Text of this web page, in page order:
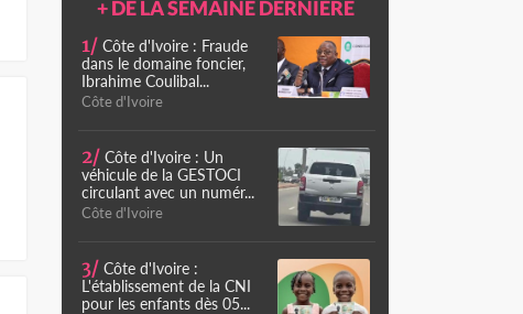
+ DE LA SEMAINE DERNIÈRE
1/ Côte d'Ivoire : Fraude
dans le domaine foncier,
Ibrahime Coulibal...
Côte d'Ivoire
2/ Côte d'Ivoire : Un
véhicule de la GESTOCI
circulant avec un numér...
Côte d'Ivoire
3/ Côte d'Ivoire :
L'établissement de la CNI
pour les enfants dès 05...